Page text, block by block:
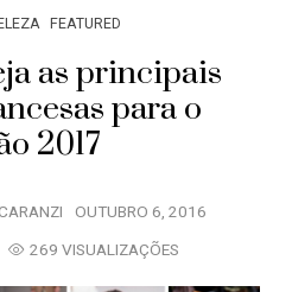
FEATURED
as principais
para o
2017
OUTUBRO 6, 2016
269 VISUALIZAÇÕES